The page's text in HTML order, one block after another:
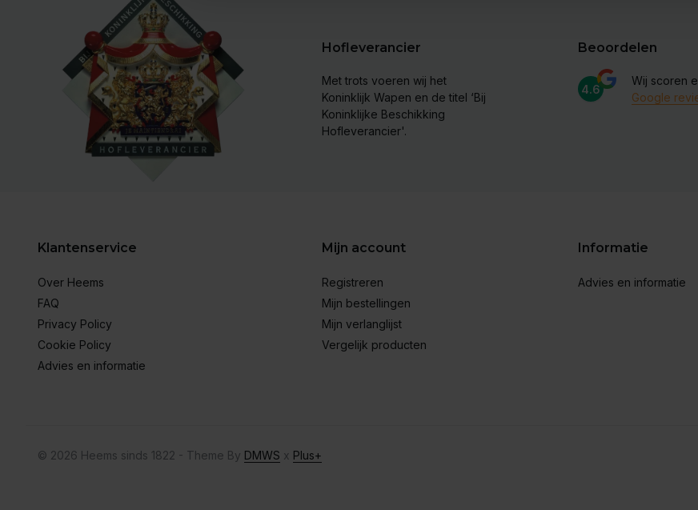
Hofleverancier
Met trots voeren wij het
Koninklijk Wapen en de titel ‘Bij
Koninklijke Beschikking
Hofleverancier'.
Beoordelen
4.6
Wij scoren
Google
Klantenservice
Over Heems
FAQ
Privacy Policy
Cookie Policy
Advies en informatie
Mijn account
Registreren
Mijn bestellingen
Mijn verlanglijst
Vergelijk producten
Informatie
Advies en informatie
© 2026 Heems sinds 1822 - Theme By DMWS x Plus+